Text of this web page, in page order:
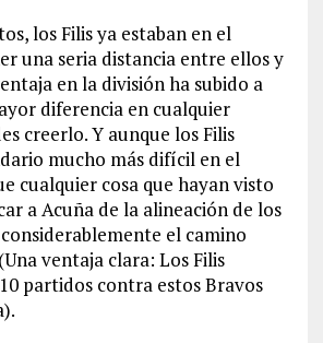
los Filis ya estaban en el
una seria distancia entre ellos y
en la división ha subido a
diferencia en cualquier
creerlo. Y aunque los Filis
mucho más difícil en el
cualquier cosa que hayan visto
a Acuña de la alineación de los
el camino
ventaja clara: Los Filis
partidos contra estos Bravos